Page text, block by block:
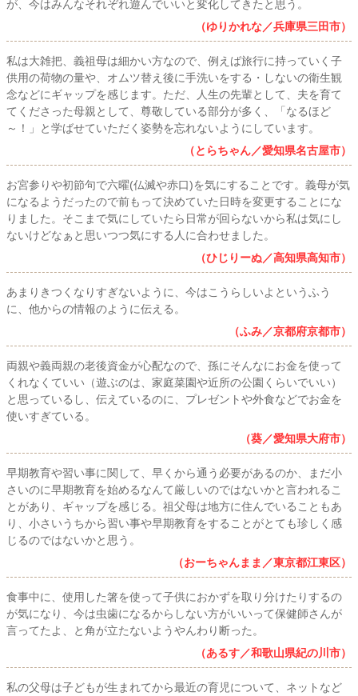
が、今はみんなそれぞれ遊んでいいと変化してきたと思う。
（ゆりかれな／兵庫県三田市）
私は大雑把、義祖母は細かい方なので、例えば旅行に持っていく子
供用の荷物の量や、オムツ替え後に手洗いをする・しないの衛生観
念などにギャップを感じます。ただ、人生の先輩として、夫を育て
てくださった母親として、尊敬している部分が多く、「なるほど
～！」と学ばせていただく姿勢を忘れないようにしています。
（とらちゃん／愛知県名古屋市）
お宮参りや初節句で六曜(仏滅や赤口)を気にすることです。義母が気
になるようだったので前もって決めていた日時を変更することにな
りました。そこまで気にしていたら日常が回らないから私は気にし
ないけどなぁと思いつつ気にする人に合わせました。
（ひじりーぬ／高知県高知市）
あまりきつくなりすぎないように、今はこうらしいよというふう
に、他からの情報のように伝える。
（ふみ／京都府京都市）
両親や義両親の老後資金が心配なので、孫にそんなにお金を使って
くれなくていい（遊ぶのは、家庭菜園や近所の公園くらいでいい）
と思っているし、伝えているのに、プレゼントや外食などでお金を
使いすぎている。
（葵／愛知県大府市）
早期教育や習い事に関して、早くから通う必要があるのか、まだ小
さいのに早期教育を始めるなんて厳しいのではないかと言われるこ
とがあり、ギャップを感じる。祖父母は地方に住んでいることもあ
り、小さいうちから習い事や早期教育をすることがとても珍しく感
じるのではないかと思う。
（おーちゃんまま／東京都江東区）
食事中に、使用した箸を使って子供におかずを取り分けたりするの
が気になり、今は虫歯になるからしない方がいいって保健師さんが
言ってたよ、と角が立たないようやんわり断った。
（あるす／和歌山県紀の川市）
私の父母は子どもが生まれてから最近の育児について、ネットなど